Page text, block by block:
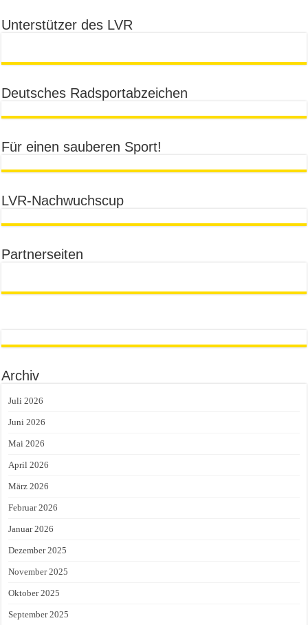
Unterstützer des LVR
Deutsches Radsportabzeichen
Für einen sauberen Sport!
LVR-Nachwuchscup
Partnerseiten
Archiv
Juli 2026
Juni 2026
Mai 2026
April 2026
März 2026
Februar 2026
Januar 2026
Dezember 2025
November 2025
Oktober 2025
September 2025